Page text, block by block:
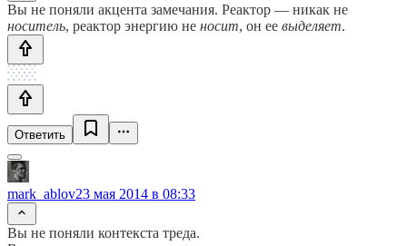
Вы не поняли акцента замечания. Реактор — никак не
носитель, реактор энергию не носит, он ее выделяет.
Ответить
mark_ablov23 мая 2014 в 08:33
Вы не поняли контекста треда.